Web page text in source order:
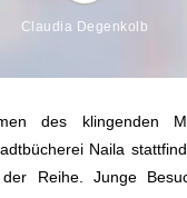
Claudia Degenkolb
des klingenden
Naila
Reihe. Junge